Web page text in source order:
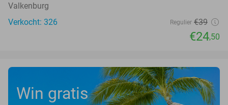
Valkenburg
Verkocht: 326
Regulier €39
€24,50
Win gratis